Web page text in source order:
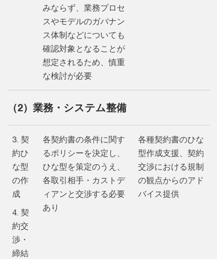
みならず、業務プロセ
スやモデルのガバナン
ス体制などについても
確認対象となることが
想定されるため、慎重
な検討が必要
（2）業務・システム整備
3. 契
約ひ
な型
の作
成
4. 契
約交
渉・
締結
各契約書の条件に関す
るポリシーを決定し、
ひな型を策定のうえ、
各取引相手・カストデ
ィアンと交渉する必要
あり
各種契約書のひな
型作成支援、契約
交渉における規制
の観点からのアド
バイス提供